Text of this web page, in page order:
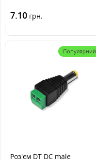
7.10 грн.
Популярний
Роз'єм DT DC male